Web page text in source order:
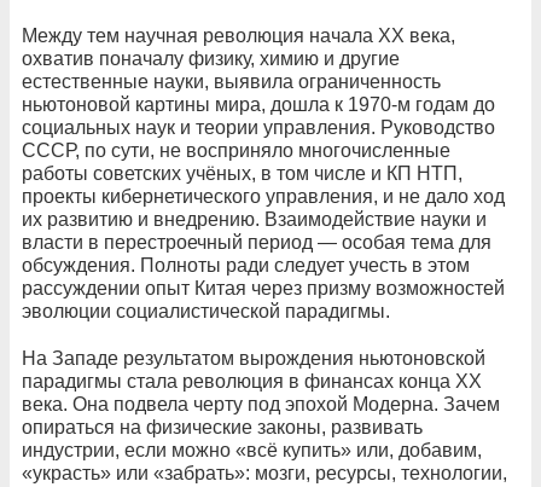
Между тем научная революция начала ХХ века,
охватив поначалу физику, химию и другие
естественные науки, выявила ограниченность
ньютоновой картины мира, дошла к 1970‑м годам до
социальных наук и теории управления. Руководство
СССР, по сути, не восприняло многочисленные
работы советских учёных, в том числе и КП НТП,
проекты кибернетического управления, и не дало ход
их развитию и внедрению. Взаимодействие науки и
власти в перестроечный период — особая тема для
обсуждения. Полноты ради следует учесть в этом
рассуждении опыт Китая через призму возможностей
эволюции социалистической парадигмы.
На Западе результатом вырождения ньютоновской
парадигмы стала революция в финансах конца ХХ
века. Она подвела черту под эпохой Модерна. Зачем
опираться на физические законы, развивать
индустрии, если можно «всё купить» или, добавим,
«украсть» или «забрать»: мозги, ресурсы, технологии,